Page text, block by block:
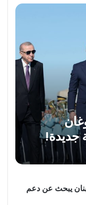
جديدة!
يبحث عن دعم